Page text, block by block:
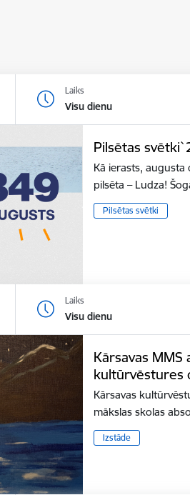
Laiks
Visu dienu
Pilsētas
Kā ierasts, augusta
pilsēta – Ludza!
Pilsētas svētki
Laiks
Visu dienu
Kārsavas
kultūrvēstures
Kārsavas
mākslas skolas
Izstāde